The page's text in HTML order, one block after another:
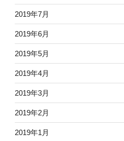
2019年7月
2019年6月
2019年5月
2019年4月
2019年3月
2019年2月
2019年1月